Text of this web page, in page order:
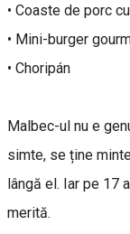
• Coaste de porc
• Mini-burger
• Choripán
Malbec-ul nu e
simte, se ține
lângă el. Iar pe 17
merită.